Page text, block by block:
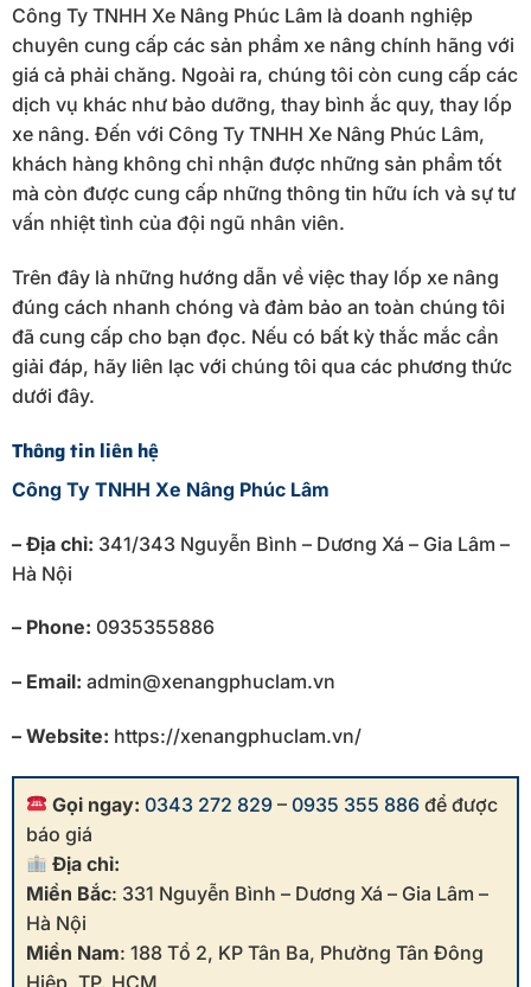
Công Ty TNHH Xe Nâng Phúc Lâm là doanh nghiệp
chuyên cung cấp các sản phẩm xe nâng chính hãng với
giá cả phải chăng. Ngoài ra, chúng tôi còn cung cấp các
dịch vụ khác như bảo dưỡng, thay bình ắc quy, thay lốp
xe nâng. Đến với Công Ty TNHH Xe Nâng Phúc Lâm,
khách hàng không chỉ nhận được những sản phẩm tốt
mà còn được cung cấp những thông tin hữu ích và sự tư
vấn nhiệt tình của đội ngũ nhân viên.
Trên đây là những hướng dẫn về việc thay lốp xe nâng
đúng cách nhanh chóng và đảm bảo an toàn chúng tôi
đã cung cấp cho bạn đọc. Nếu có bất kỳ thắc mắc cần
giải đáp, hãy liên lạc với chúng tôi qua các phương thức
dưới đây.
Thông tin liên hệ
Công Ty TNHH Xe Nâng Phúc Lâm
– Địa chỉ: 341/343 Nguyễn Bình – Dương Xá – Gia Lâm –
Hà Nội
– Phone: 0935355886
– Email: admin@xenangphuclam.vn
– Website: https://xenangphuclam.vn/
Gọi ngay: 0343 272 829 –0935 355 886 để được
báo giá
Địa chỉ:
Miền Bắc: 331 Nguyễn Bình – Dương Xá – Gia Lâm –
Hà Nội
Miền Nam: 188 Tổ 2, KP Tân Ba, Phường Tân Đông
Hiệp, TP. HCM